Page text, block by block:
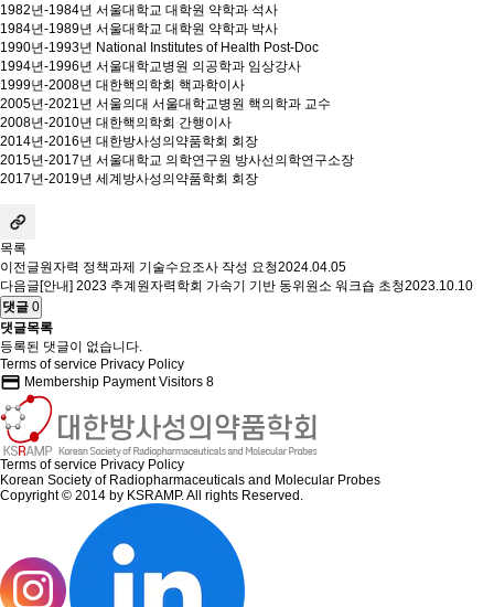
1982년-1984년 서울대학교 대학원 약학과 석사
1984년-1989년 서울대학교 대학원 약학과 박사
1990년-1993년 National Institutes of Health Post-Doc
1994년-1996년 서울대학교병원 의공학과 임상강사
1999년-2008년 대한핵의학회 핵과학이사
2005년-2021년 서울의대 서울대학교병원 핵의학과 교수
2008년-2010년 대한핵의학회 간행이사
2014년-2016년 대한방사성의약품학회 회장
2015년-2017년 서울대학교 의학연구원 방사선의학연구소장
2017년-2019년 세계방사성의약품학회 회장
목록
이전글원자력 정책과제 기술수요조사 작성 요청2024.04.05
다음글[안내] 2023 추계원자력학회 가속기 기반 동위원소 워크숍 초청2023.10.10
댓글 0
댓글목록
등록된 댓글이 없습니다.
Terms of service Privacy Policy
credit_card Membership Payment Visitors 8
Terms of service Privacy Policy
Korean Society of Radiopharmaceuticals and Molecular Probes
Copyright © 2014 by KSRAMP. All rights Reserved.